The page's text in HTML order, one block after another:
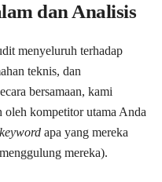
dan Analisis
menyeluruh terhadap
teknis, dan
bersamaan, kami
oleh kompetitor utama Anda
keyword apa yang mereka
mereka).